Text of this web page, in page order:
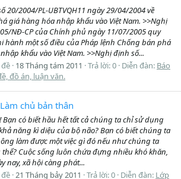
20/2004/PL-UBTVQH11 ngày 29/04/2004 về
giá hàng hóa nhập khẩu vào Việt Nam. >>Nghị
NĐ-CP của Chính phủ ngày 11/07/2005 quy
hành một số điều của Pháp lệnh Chống bán phá
khẩu vào Việt Nam. >>Nghị định số...
18 Tháng tám 2011 Trả lời: 0 Diễn đàn: Báo
đồ án, luận văn.
chủ bản thân
Bạn có biết hầu hết tất cả chúng ta chỉ sử dụng
năng kì diệu của bộ não? Bạn có biết chúng ta
làm được một việc gì đó nếu như chúng ta
Cuộc sống luôn chứa đựng nhiều khó khăn,
nay, xã hội càng phát...
21 Tháng bảy 2011 Trả lời: 0 Diễn đàn: Lớp